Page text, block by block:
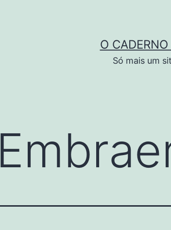
O
Só mais um